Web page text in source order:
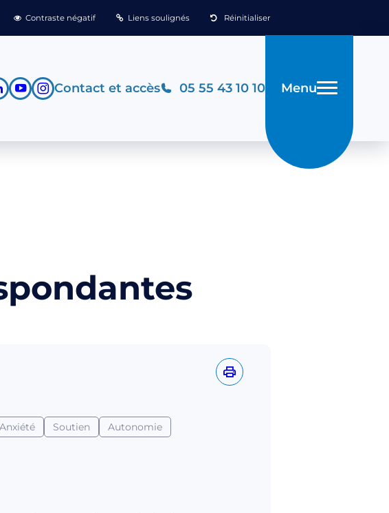
Contraste négatif Liens soulignés Réinitialiser
Contact et accès 05 55 43 10 10 Menu
Anxiété Soutien
Autonomie